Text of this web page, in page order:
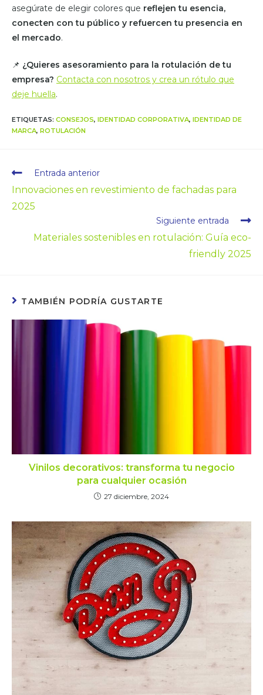
asegúrate de elegir colores que reflejen tu esencia,
conecten con tu público y refuercen tu presencia en
el mercado.
📌 ¿Quieres asesoramiento para la rotulación de tu
empresa? Contacta con nosotros y crea un rótulo que
deje huella.
ETIQUETAS: CONSEJOS, IDENTIDAD CORPORATIVA, IDENTIDAD DE
MARCA, ROTULACIÓN
Entrada anterior
Innovaciones en revestimiento de fachadas para
2025
Siguiente entrada
Materiales sostenibles en rotulación: Guía eco-
friendly 2025
TAMBIÉN PODRÍA GUSTARTE
Vinilos decorativos: transforma tu negocio
para cualquier ocasión
27 diciembre, 2024